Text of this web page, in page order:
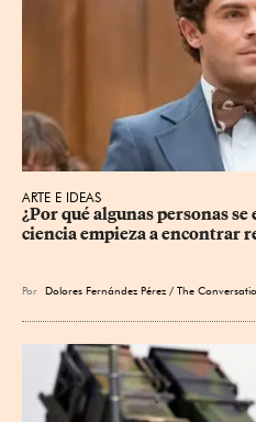
ARTE E IDEAS
¿Por qué algunas personas
ciencia empieza a encontrar
Por Dolores Fernández Pérez / The